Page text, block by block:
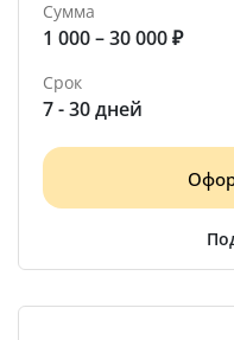
Сумма
1 000 – 30 000 ₽
Срок
7 - 30 дней